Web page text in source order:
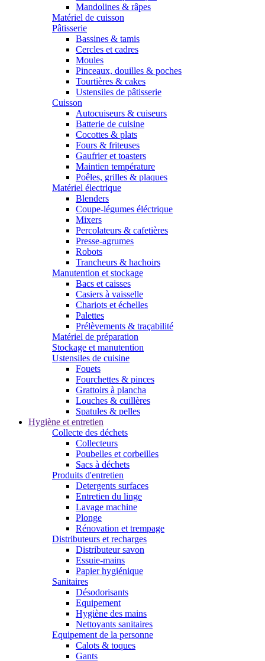
Mandolines & râpes
Matériel de cuisson
Pâtisserie
Bassines & tamis
Cercles et cadres
Moules
Pinceaux, douilles & poches
Tourtières & cakes
Ustensiles de pâtisserie
Cuisson
Autocuiseurs & cuiseurs
Batterie de cuisine
Cocottes & plats
Fours & friteuses
Gaufrier et toasters
Maintien température
Poêles, grilles & plaques
Matériel électrique
Blenders
Coupe-légumes éléctrique
Mixers
Percolateurs & cafetières
Presse-agrumes
Robots
Trancheurs & hachoirs
Manutention et stockage
Bacs et caisses
Casiers à vaisselle
Chariots et échelles
Palettes
Prélèvements & traçabilité
Matériel de préparation
Stockage et manutention
Ustensiles de cuisine
Fouets
Fourchettes & pinces
Grattoirs à plancha
Louches & cuillères
Spatules & pelles
Hygiène et entretien
Collecte des déchets
Collecteurs
Poubelles et corbeilles
Sacs à déchets
Produits d'entretien
Detergents surfaces
Entretien du linge
Lavage machine
Plonge
Rénovation et trempage
Distributeurs et recharges
Distributeur savon
Essuie-mains
Papier hygiénique
Sanitaires
Désodorisants
Equipement
Hygiène des mains
Nettoyants sanitaires
Equipement de la personne
Calots & toques
Gants